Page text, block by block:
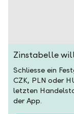
Zinstabelle
Schliesse ein
CZK, PLN oder
letzten
der App.